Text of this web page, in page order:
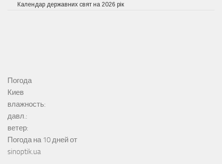
Календар державних свят на 2026 рік
Погода
Киев
влажность:
давл.:
ветер:
Погода на 10 дней от
sinoptik.ua